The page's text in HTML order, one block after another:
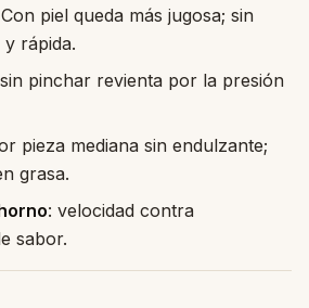
piel queda más jugosa; sin
y rápida.
pinchar revienta por la presión
pieza mediana sin endulzante;
grasa.
: velocidad contra
sabor.